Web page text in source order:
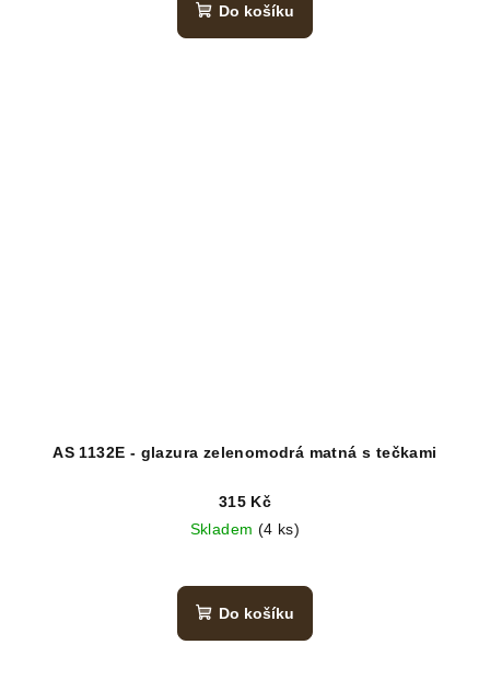
Do košíku
AS 1132E - glazura zelenomodrá matná s tečkami
315 Kč
Skladem (4 ks)
Do košíku